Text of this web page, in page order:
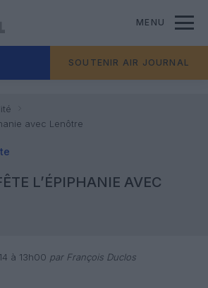
MENU
SOUTENIR AIR JOURNAL
avec Lenôtre
L’ÉPIPHANIE AVEC
à 13h00 par François Duclos